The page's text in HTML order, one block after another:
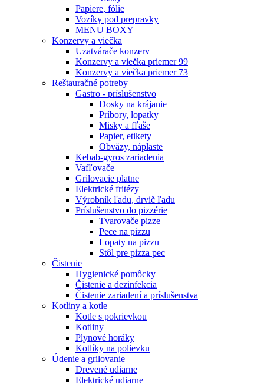
Papiere, fólie
Vozíky pod prepravky
MENU BOXY
Konzervy a viečka
Uzatvárače konzerv
Konzervy a viečka priemer 99
Konzervy a viečka priemer 73
Reštauračné potreby
Gastro - príslušenstvo
Dosky na krájanie
Príbory, lopatky
Misky a fľaše
Papier, etikety
Obväzy, náplaste
Kebab-gyros zariadenia
Vafľovače
Grilovacie platne
Elektrické fritézy
Výrobník ľadu, drvič ľadu
Príslušenstvo do pizzérie
Tvarovače pizze
Pece na pizzu
Lopaty na pizzu
Stôl pre pizza pec
Čistenie
Hygienické pomôcky
Čistenie a dezinfekcia
Čistenie zariadení a príslušenstva
Kotliny a kotle
Kotle s pokrievkou
Kotliny
Plynové horáky
Kotlíky na polievku
Údenie a grilovanie
Drevené udiarne
Elektrické udiarne